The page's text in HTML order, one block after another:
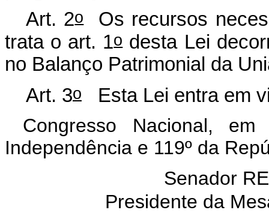
Art. 2oOs recursos
trata o art. 1odesta Lei
no Balanço Patrimonial da
Art. 3o
Esta Lei entra em
Congresso Nacional,
Independência e 119º da
Senador
Presidente da